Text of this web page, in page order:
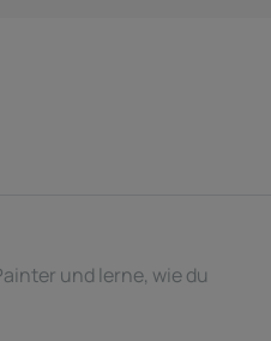
und lerne, wie du